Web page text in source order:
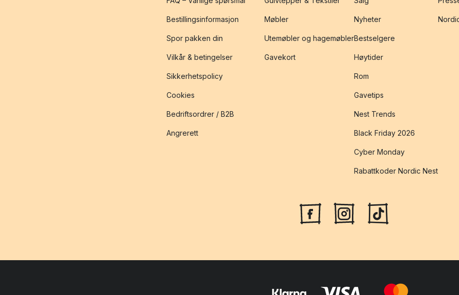
Bestillingsinformasjon
Spor pakken din
Vilkår & betingelser
Sikkerhetspolicy
Cookies
Bedriftsordrer / B2B
Angrerett
Møbler
Utemøbler og hagemøbler
Gavekort
Nyheter
Bestselgere
Høytider
Rom
Gavetips
Nest Trends
Black Friday 2026
Cyber Monday
Rabattkoder Nordic Nest